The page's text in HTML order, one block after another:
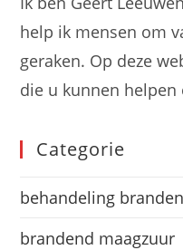
help ik mensen om
geraken. Op deze
die u kunnen
Categorie
behandeling
brandend maagzuur